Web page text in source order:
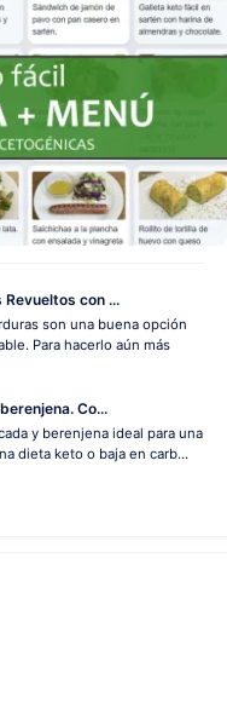
con ...
son una buena opción
Para hacerlo aún más
Co...
y berenjena ideal para una
dieta keto o baja en carb...